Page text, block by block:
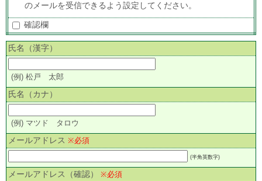
のメールを受信できるよう設定してください。
確認欄
氏名（漢字）
(例) 松戸 太郎
氏名（カナ）
(例) マツド タロウ
メールアドレス ※必須
(半角英数字)
メールアドレス（確認） ※必須